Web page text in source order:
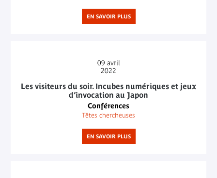
EN SAVOIR PLUS
09 avril
2022
Les visiteurs du soir. Incubes numériques et jeux
d’invocation au Japon
Conférences
Têtes chercheuses
EN SAVOIR PLUS